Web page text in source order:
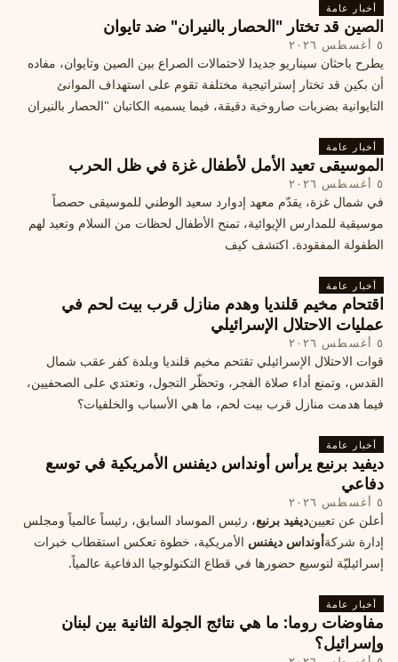
أخبار عامة
الصين قد تختار "الحصار بالنيران" ضد تايوان
٥ أغسطس ٢٠٢٦
يطرح باحثان سيناريو جديدا لاحتمالات الصراع بين الصين وتايوان، مفاده
أن بكين قد تختار إستراتيجية مختلفة تقوم على استهداف الموانئ
التايوانية بضربات صاروخية دقيقة، فيما يسميه الكاتبان "الحصار بالنيران
أخبار عامة
الموسيقى تعيد الأمل لأطفال غزة في ظل الحرب
٥ أغسطس ٢٠٢٦
في شمال غزة، يقدّم معهد إدوارد سعيد الوطني للموسيقى حصصاً
موسيقية للمدارس الإيوائية، تمنح الأطفال لحظات من السلام وتعيد لهم
الطفولة المفقودة. اكتشف كيف
أخبار عامة
اقتحام مخيم قلنديا وهدم منازل قرب بيت لحم في
عمليات الاحتلال الإسرائيلي
٥ أغسطس ٢٠٢٦
قوات الاحتلال الإسرائيلي تقتحم مخيم قلنديا وبلدة كفر عقب شمال
القدس، وتمنع أداء صلاة الفجر، وتحظّر التجول، وتعتدي على الصحفيين،
فيما هدمت منازل قرب بيت لحم، ما هي الأسباب والخلفيات؟
أخبار عامة
ديفيد برنيع يرأس أونداس ديفنس الأمريكية في توسع
دفاعي
٥ أغسطس ٢٠٢٦
أعلن عن تعيينديفيد برنيع، رئيس الموساد السابق، رئيساً عالمياً ومجلس
إدارة شركةأونداس ديفنس الأمريكية، خطوة تعكس استقطاب خبرات
إسرائيليّة لتوسيع حضورها في قطاع التكنولوجيا الدفاعية عالمياً.
أخبار عامة
مفاوضات روما: ما هي نتائج الجولة الثانية بين لبنان
وإسرائيل؟